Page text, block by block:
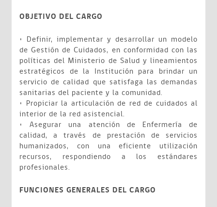
OBJETIVO DEL CARGO
• Definir, implementar y desarrollar un modelo
de Gestión de Cuidados, en conformidad con las
políticas del Ministerio de Salud y lineamientos
estratégicos de la Institución para brindar un
servicio de calidad que satisfaga las demandas
sanitarias del paciente y la comunidad.
• Propiciar la articulación de red de cuidados al
interior de la red asistencial.
• Asegurar una atención de Enfermería de
calidad, a través de prestación de servicios
humanizados, con una eficiente utilización
recursos, respondiendo a los estándares
profesionales.
FUNCIONES GENERALES DEL CARGO